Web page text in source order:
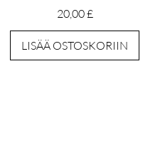
Hinta
20,00 £
LISÄÄ OSTOSKORIIN